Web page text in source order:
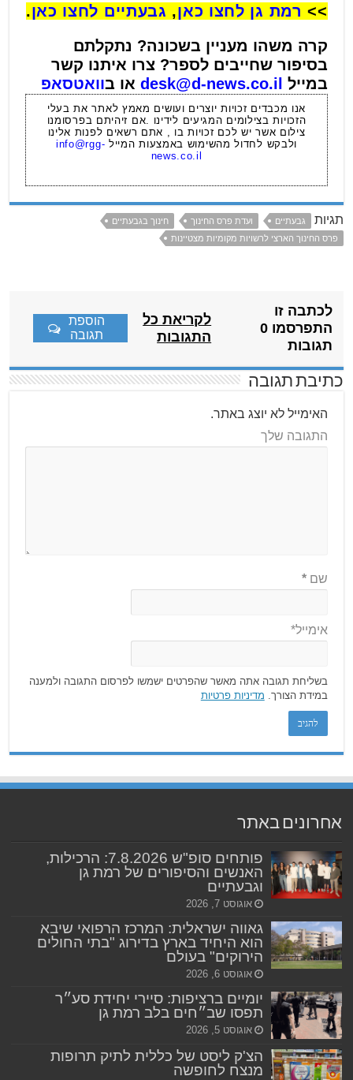
>> רמת גן לחצו כאן, גבעתיים לחצו כאן.
קרה משהו מעניין בשכונה? נתקלתם
בסיפור שחייבים לספר? צרו איתנו קשר
במייל desk@d-news.co.il או בוואטסאפ
אנו מכבדים זכויות יוצרים ועושים מאמץ לאתר את בעלי
הזכויות בצילומים המגיעים לידינו .אם זיהיתם בפרסומנו
צילום אשר יש לכם זכויות בו , אתם רשאים לפנות אלינו
ולבקש לחדול מהשימוש באמצעות המייל info@rgg-
news.co.il
תגיות גבעתיים ועדת פרס החינוך
חינוך בגבעתיים
פרס החינוך הארצי לרשויות מקומיות מצטיינות
לכתבה זו
התפרסמו 0
תגובות
לקריאת כל
התגובות
הוספת
תגובה
כתיבת תגובה
האימייל לא יוצג באתר.
התגובה שלך
שם*
אימייל*
בשליחת תגובה אתה מאשר שהפרטים ישמשו לפרסום התגובה ולמענה
במידת הצורך. מדיניות פרטיות
אחרונים באתר
פותחים סופ"ש 7.8.2026: הרכילות,
האנשים והסיפורים של רמת גן
וגבעתיים
אוגוסט 7, 2026
גאווה ישראלית: המרכז הרפואי שיבא
הוא היחיד בארץ בדירוג "בתי החולים
הירוקים" בעולם
אוגוסט 6, 2026
יומיים ברציפות: סיירי יחידת סע״ר
תפסו שב״חים בלב רמת גן
אוגוסט 5, 2026
הצ'ק ליסט של כללית לתיק תרופות
מנצח לחופשה